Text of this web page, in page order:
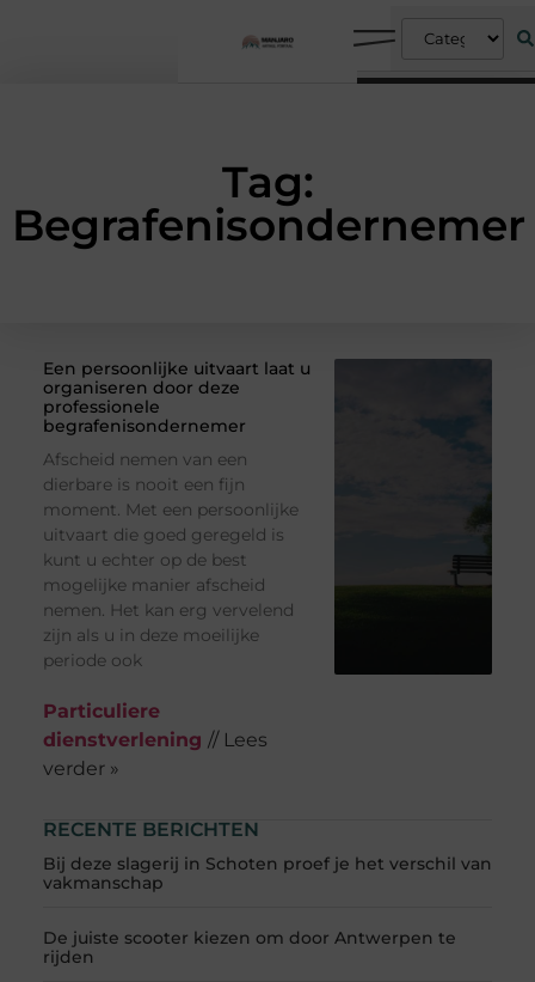
Tag:
Begrafenisondernemer
RECENTE BERICHTEN
Bij deze slagerij in Schoten proef je het verschil van
vakmanschap
De juiste scooter kiezen om door Antwerpen te
rijden
Een persoonlijke uitvaart laat u
organiseren door deze
professionele
begrafenisondernemer
Afscheid nemen van een
dierbare is nooit een fijn
moment. Met een persoonlijke
uitvaart die goed geregeld is
kunt u echter op de best
mogelijke manier afscheid
nemen. Het kan erg vervelend
zijn als u in deze moeilijke
periode ook
Particuliere
dienstverlening // Lees
verder »